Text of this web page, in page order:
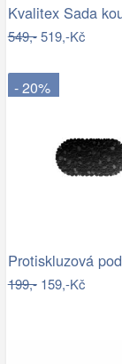
549,-519,-Kč
- 20%
199,-159,-Kč